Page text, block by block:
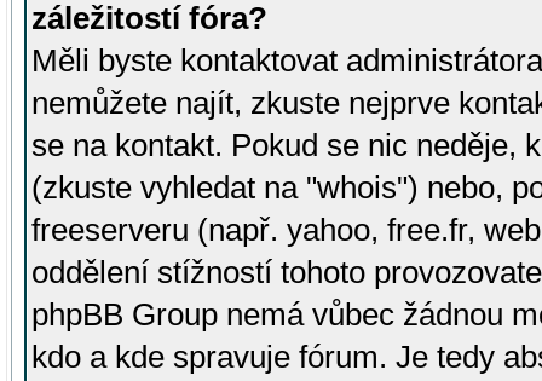
záležitostí fóra?
Měli byste kontaktovat
nemůžete najít, zkuste nejprve
se na kontakt. Pokud se nic neděje,
(zkuste vyhledat na "whois") nebo,
freeserveru (např. yahoo, free.fr,
oddělení stížností tohoto
phpBB Group nemá vůbec žádnou
kdo a kde spravuje fórum. Je tedy